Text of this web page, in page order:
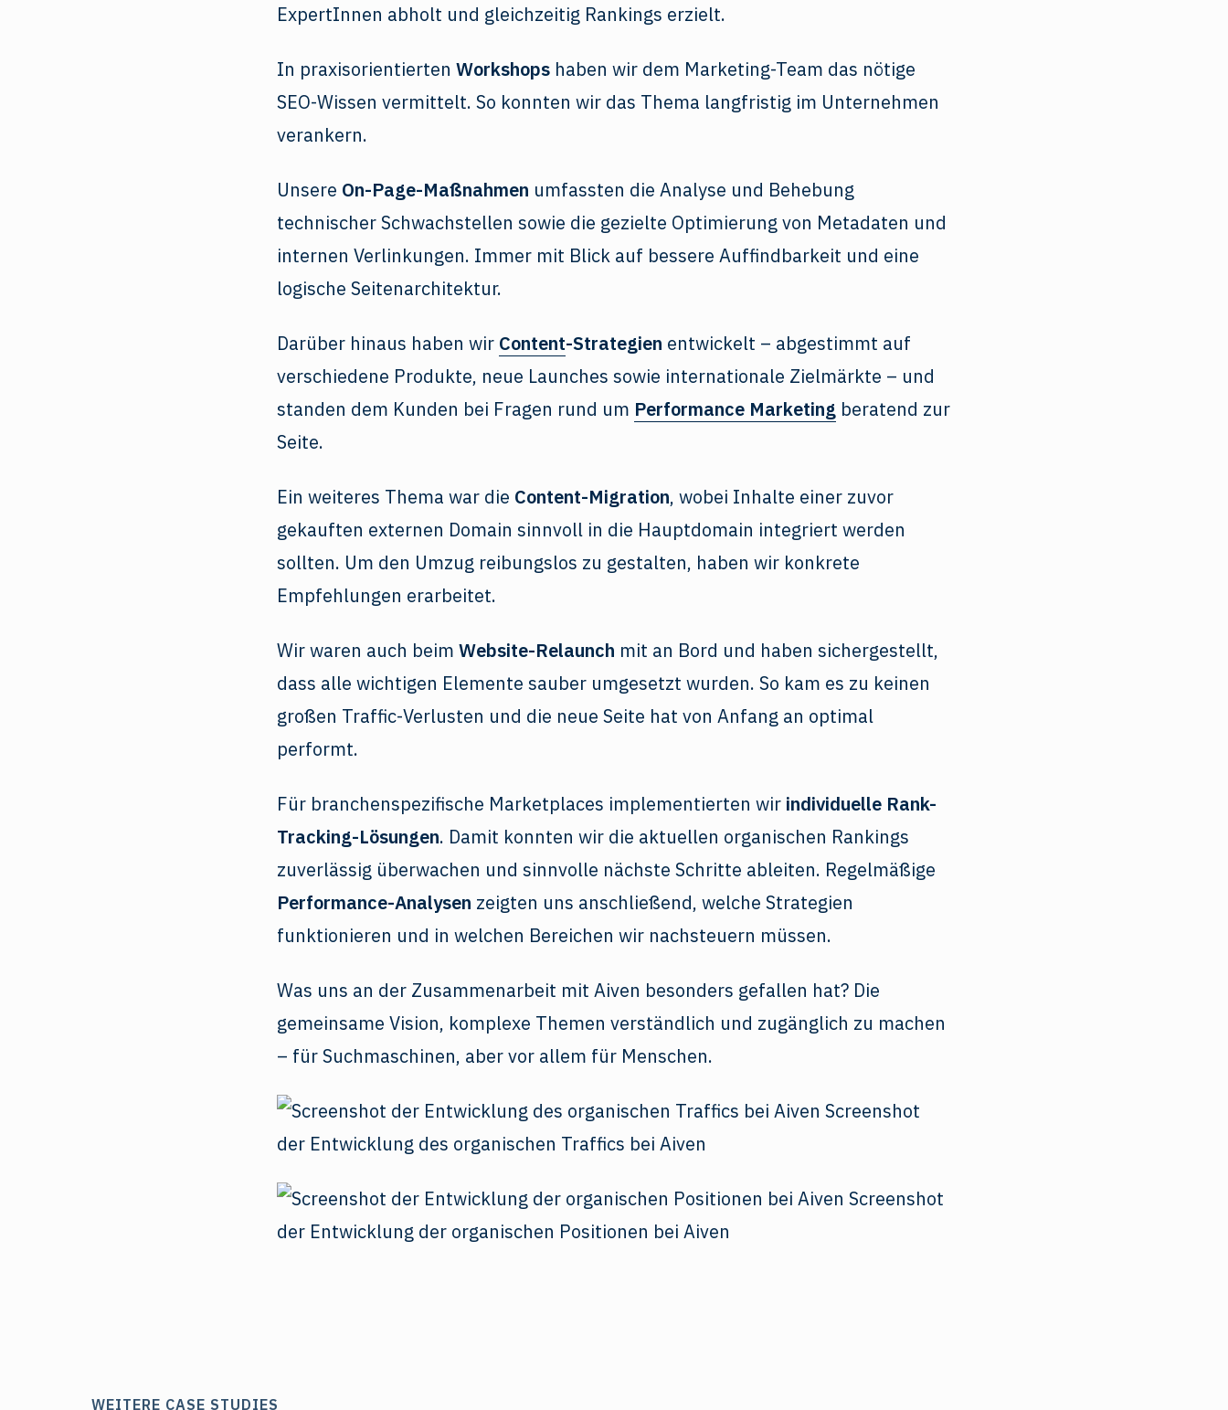
ExpertInnen abholt und gleichzeitig Rankings erzielt.
In praxisorientierten Workshops haben wir dem Marketing-Team das nötige
SEO-Wissen vermittelt. So konnten wir das Thema langfristig im Unternehmen
verankern.
Unsere On-Page-Maßnahmen umfassten die Analyse und Behebung
technischer Schwachstellen sowie die gezielte Optimierung von Metadaten und
internen Verlinkungen. Immer mit Blick auf bessere Auffindbarkeit und eine
logische Seitenarchitektur.
Darüber hinaus haben wir Content-Strategien entwickelt – abgestimmt auf
verschiedene Produkte, neue Launches sowie internationale Zielmärkte – und
standen dem Kunden bei Fragen rund um Performance Marketing beratend zur
Seite.
Ein weiteres Thema war die Content-Migration, wobei Inhalte einer zuvor
gekauften externen Domain sinnvoll in die Hauptdomain integriert werden
sollten. Um den Umzug reibungslos zu gestalten, haben wir konkrete
Empfehlungen erarbeitet.
Wir waren auch beim Website-Relaunch mit an Bord und haben sichergestellt,
dass alle wichtigen Elemente sauber umgesetzt wurden. So kam es zu keinen
großen Traffic-Verlusten und die neue Seite hat von Anfang an optimal
performt.
Für branchenspezifische Marketplaces implementierten wir individuelle Rank-
Tracking-Lösungen. Damit konnten wir die aktuellen organischen Rankings
zuverlässig überwachen und sinnvolle nächste Schritte ableiten. Regelmäßige
Performance-Analysen zeigten uns anschließend, welche Strategien
funktionieren und in welchen Bereichen wir nachsteuern müssen.
Was uns an der Zusammenarbeit mit Aiven besonders gefallen hat? Die
gemeinsame Vision, komplexe Themen verständlich und zugänglich zu machen
– für Suchmaschinen, aber vor allem für Menschen.
Screenshot
der Entwicklung des organischen Traffics bei Aiven
Screenshot
der Entwicklung der organischen Positionen bei Aiven
WEITERE CASE STUDIES